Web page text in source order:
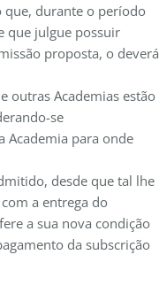
que, durante o período
que julgue possuir
proposta, o deverá
outras Academias estão
se
Academia para onde
desde que tal lhe
a entrega do
a sua nova condição
da subscrição